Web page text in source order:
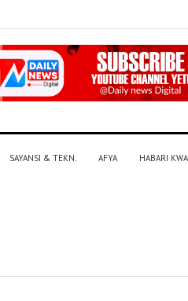
SAYANSI & TEKN. AFYA HABARI